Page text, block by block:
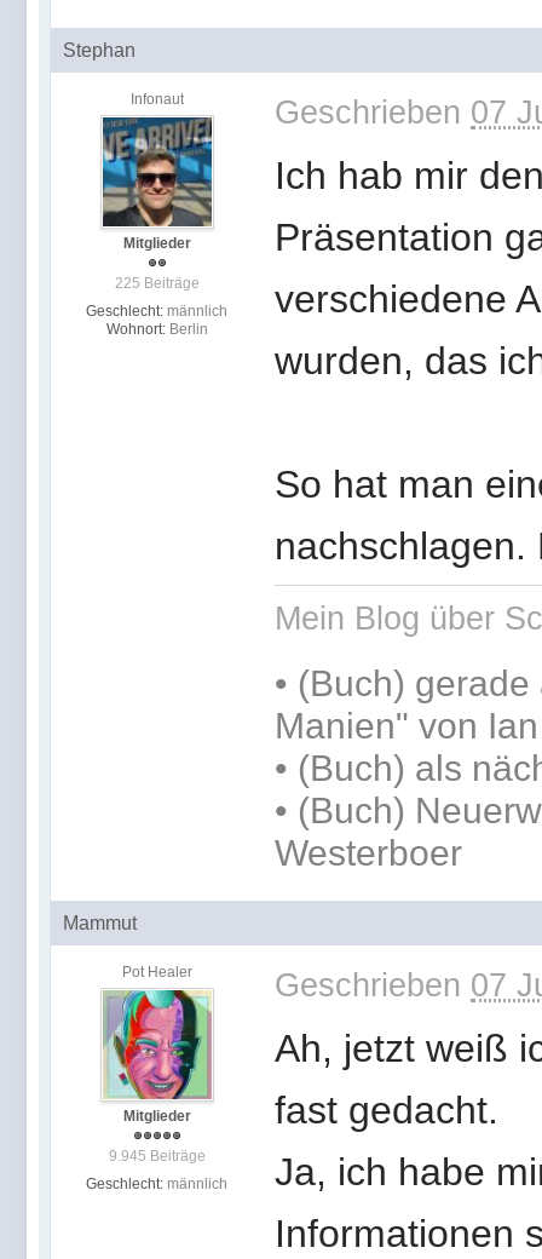
Stephan
Infonaut
Mitglieder
225 Beiträge
Geschlecht: männlich
Wohnort: Berlin
Geschrieben 07
Ich hab mir
Präsentation
verschiedene
wurden, das
So hat man
nachschlagen.
Mein Blog über
• (Buch) gerade
Manien" von
• (Buch) als
• (Buch)
Westerboer
Mammut
Pot Healer
Mitglieder
9.945 Beiträge
Geschlecht: männlich
Geschrieben 07
Ah, jetzt weiß
fast gedacht.
Ja, ich habe
Informationen